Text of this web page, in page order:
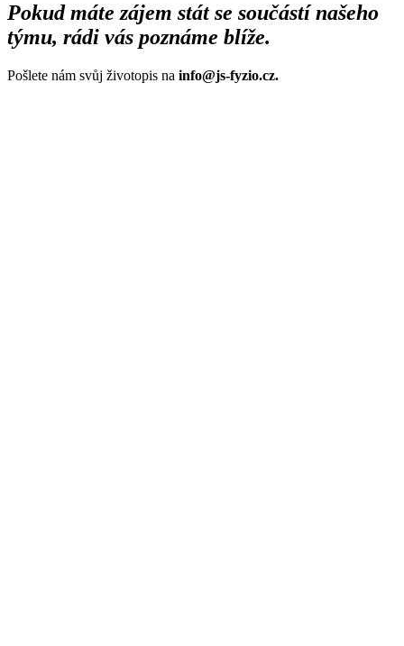
Pokud máte zájem stát se součástí našeho
týmu, rádi vás poznáme blíže.
Pošlete nám svůj životopis na info@js-fyzio.cz.